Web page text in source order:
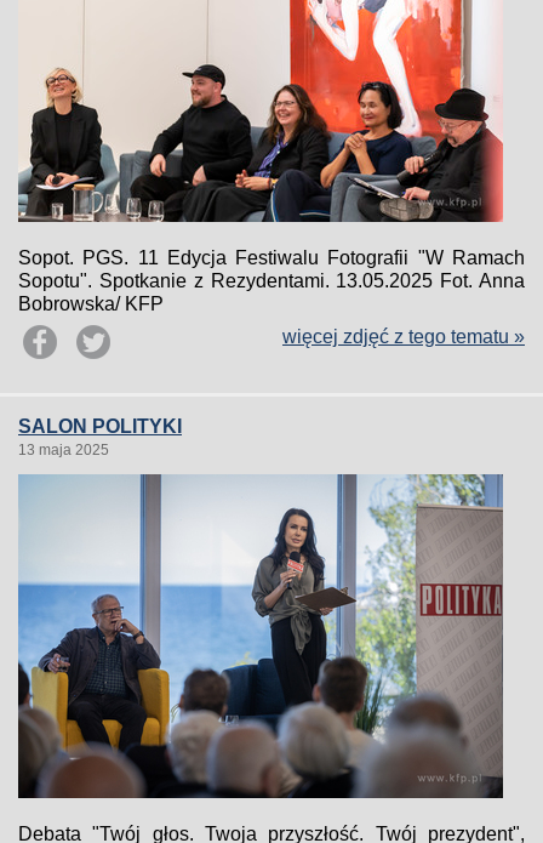
Sopot. PGS. 11 Edycja Festiwalu Fotografii "W Ramach
Sopotu". Spotkanie z Rezydentami. 13.05.2025 Fot. Anna
Bobrowska/ KFP
więcej zdjęć z tego tematu »
SALON POLITYKI
13 maja 2025
Debata "Twój głos. Twoja przyszłość. Twój prezydent",